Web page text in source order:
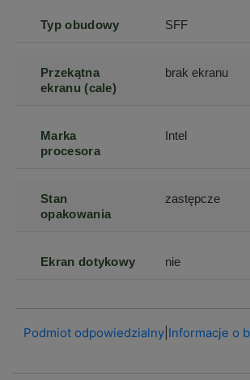
Typ obudowy SFF
Przekątna
ekranu (cale)
brak ekranu
Marka
procesora
Intel
Stan
opakowania
zastępcze
Ekran dotykowy nie
Podmiot odpowiedzialny| Informacje o